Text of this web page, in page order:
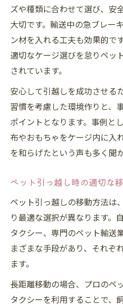
ズや種類に合わせて選び、安
大切です。輸送中の急ブレー
ン材を入れる工夫も効果的で
適切なケージ選びを怠りペッ
されています。
安心して引越しを成功させる
習慣を考慮した環境作りと、
ポイントとなります。事例と
布やおもちゃをケージ内に入
を和らげたという声も多く聞
ペット引っ越し時の適切な
ペット引っ越しの移動方法は
り最適な選択が異なります。
タクシー、専門のペット輸送
まざまな手段があり、それぞ
ます。
長距離移動の場合、プロのペ
タクシーを利用することで、